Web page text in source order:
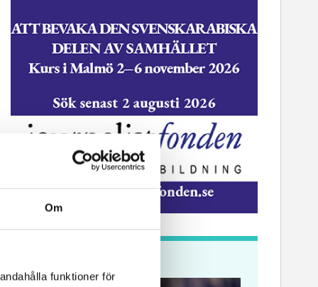
Om
funktioner för